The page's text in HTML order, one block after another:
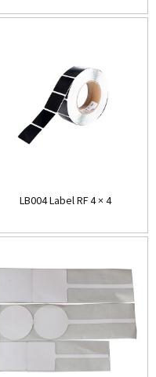
LB004 Label RF 4 × 4